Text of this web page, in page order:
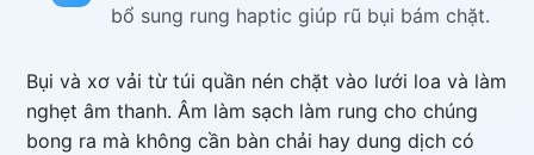
bổ sung rung haptic giúp rũ bụi bám chặt.
Bụi và xơ vải từ túi quần nén chặt vào lưới loa và làm
nghẹt âm thanh. Âm làm sạch làm rung cho chúng
bong ra mà không cần bàn chải hay dung dịch có